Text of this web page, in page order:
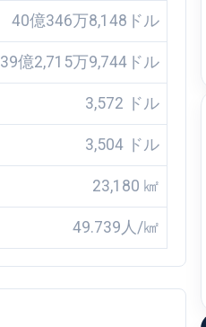
40億346万8,148ドル
39億2,715万9,744ドル
3,572 ドル
3,504 ドル
23,180 ㎢
49.739人/㎢